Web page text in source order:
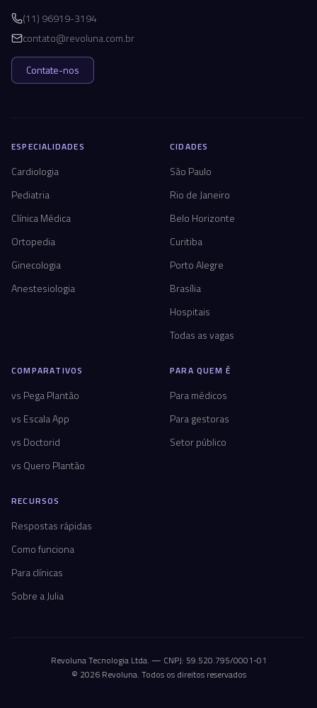
(11) 96919-3194
contato@revoluna.com.br
Contate-nos
ESPECIALIDADES
Cardiologia
Pediatria
Clínica Médica
Ortopedia
Ginecologia
Anestesiologia
CIDADES
São Paulo
Rio de Janeiro
Belo Horizonte
Curitiba
Porto Alegre
Brasília
Hospitais
Todas as vagas
COMPARATIVOS
vs Pega Plantão
vs Escala App
vs Doctorid
vs Quero Plantão
PARA QUEM É
Para médicos
Para gestoras
Setor público
RECURSOS
Respostas rápidas
Como funciona
Para clínicas
Sobre a Julia
Revoluna Tecnologia Ltda. — CNPJ: 59.520.795/0001-01
© 2026 Revoluna. Todos os direitos reservados